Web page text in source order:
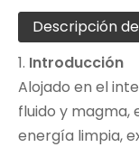
Descripción
1. Introducción
Alojado en el
fluido y magma,
energía limpia,